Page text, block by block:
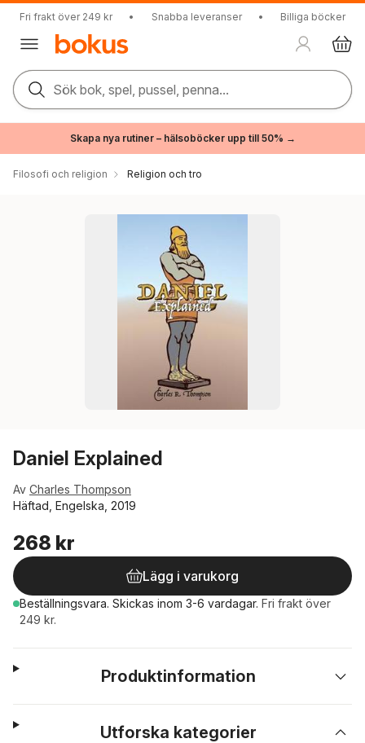
Fri frakt över 249 kr • Snabba leveranser • Billiga böcker
Sök bok, spel, pussel, penna...
Skapa nya rutiner – hälsoböcker upp till 50% →
Filosofi och religion Religion och tro
Daniel Explained
Av Charles Thompson
Häftad, Engelska, 2019
268 kr
Lägg i varukorg
Beställningsvara. Skickas inom 3-6 vardagar. Fri frakt över
249 kr.
Produktinformation
Utforska kategorier